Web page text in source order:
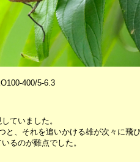
400/5-6.3
ていました。
と、それを追いかける雄が次々に飛
るのが難点でした。